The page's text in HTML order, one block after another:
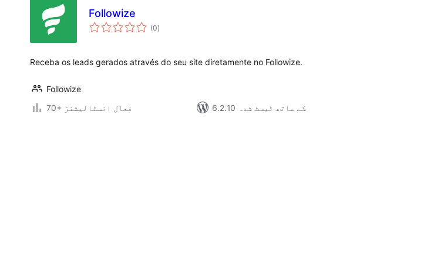
Followize
(0مجموعی
درجہ
)
Receba os leads gerados através do seu site diretamente no Followize.
Followize
70+ فعال انسٹالیشنز
6.2.10 کے ساتھ ٹیسٹ شدہ